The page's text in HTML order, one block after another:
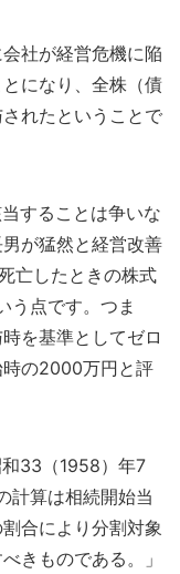
社が経営危機に陥
になり、全株（債
れたということで
することは争いな
が猛然と経営改善
亡したときの株式
う点です。つま
を基準としてゼロ
の2000万円と評
33（1958）年7
計算は相続開始当
合により分割対象
きものである。」